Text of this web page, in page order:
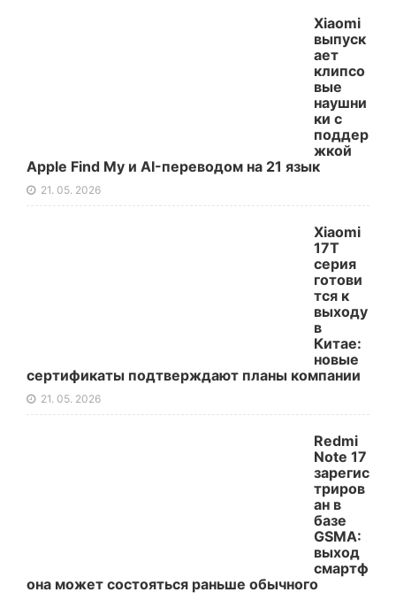
Xiaomi
выпуск
ает
клипсо
вые
наушни
ки с
поддер
жкой
Apple Find My и AI-переводом на 21 язык
21. 05. 2026
Xiaomi
17T
серия
готови
тся к
выходу
в
Китае:
новые
сертификаты подтверждают планы компании
21. 05. 2026
Redmi
Note 17
зарегис
триров
ан в
базе
GSMA:
выход
смартф
она может состояться раньше обычного